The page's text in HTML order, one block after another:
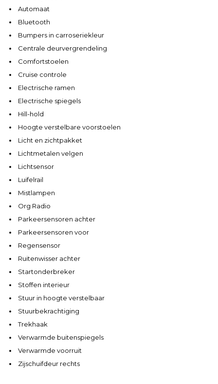
Automaat
Bluetooth
Bumpers in carroseriekleur
Centrale deurvergrendeling
Comfortstoelen
Cruise controle
Electrische ramen
Electrische spiegels
Hill-hold
Hoogte verstelbare voorstoelen
Licht en zichtpakket
Lichtmetalen velgen
Lichtsensor
Luifelrail
Mistlampen
Org Radio
Parkeersensoren achter
Parkeersensoren voor
Regensensor
Ruitenwisser achter
Startonderbreker
Stoffen interieur
Stuur in hoogte verstelbaar
Stuurbekrachtiging
Trekhaak
Verwarmde buitenspiegels
Verwarmde voorruit
Zijschuifdeur rechts